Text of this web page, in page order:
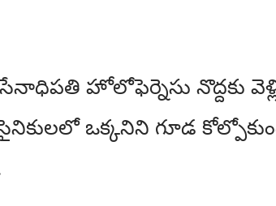
సేనాధిపతి హోలోఫెర్నెసు నొద్దకు
ఒక్కనిని గూడ